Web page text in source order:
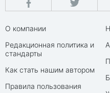
О компании
Редакционная политика и
стандарты
Как стать нашим автором
Правила пользования